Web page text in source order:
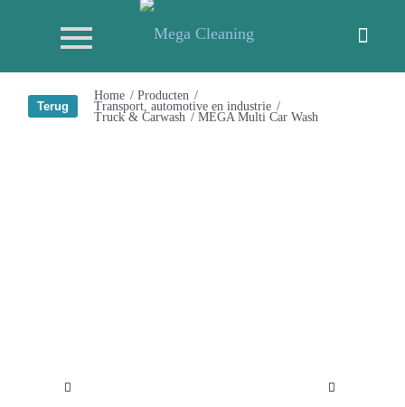
Home / Producten /
Transport, automotive en industrie /
Truck & Carwash / MEGA Multi Car Wash